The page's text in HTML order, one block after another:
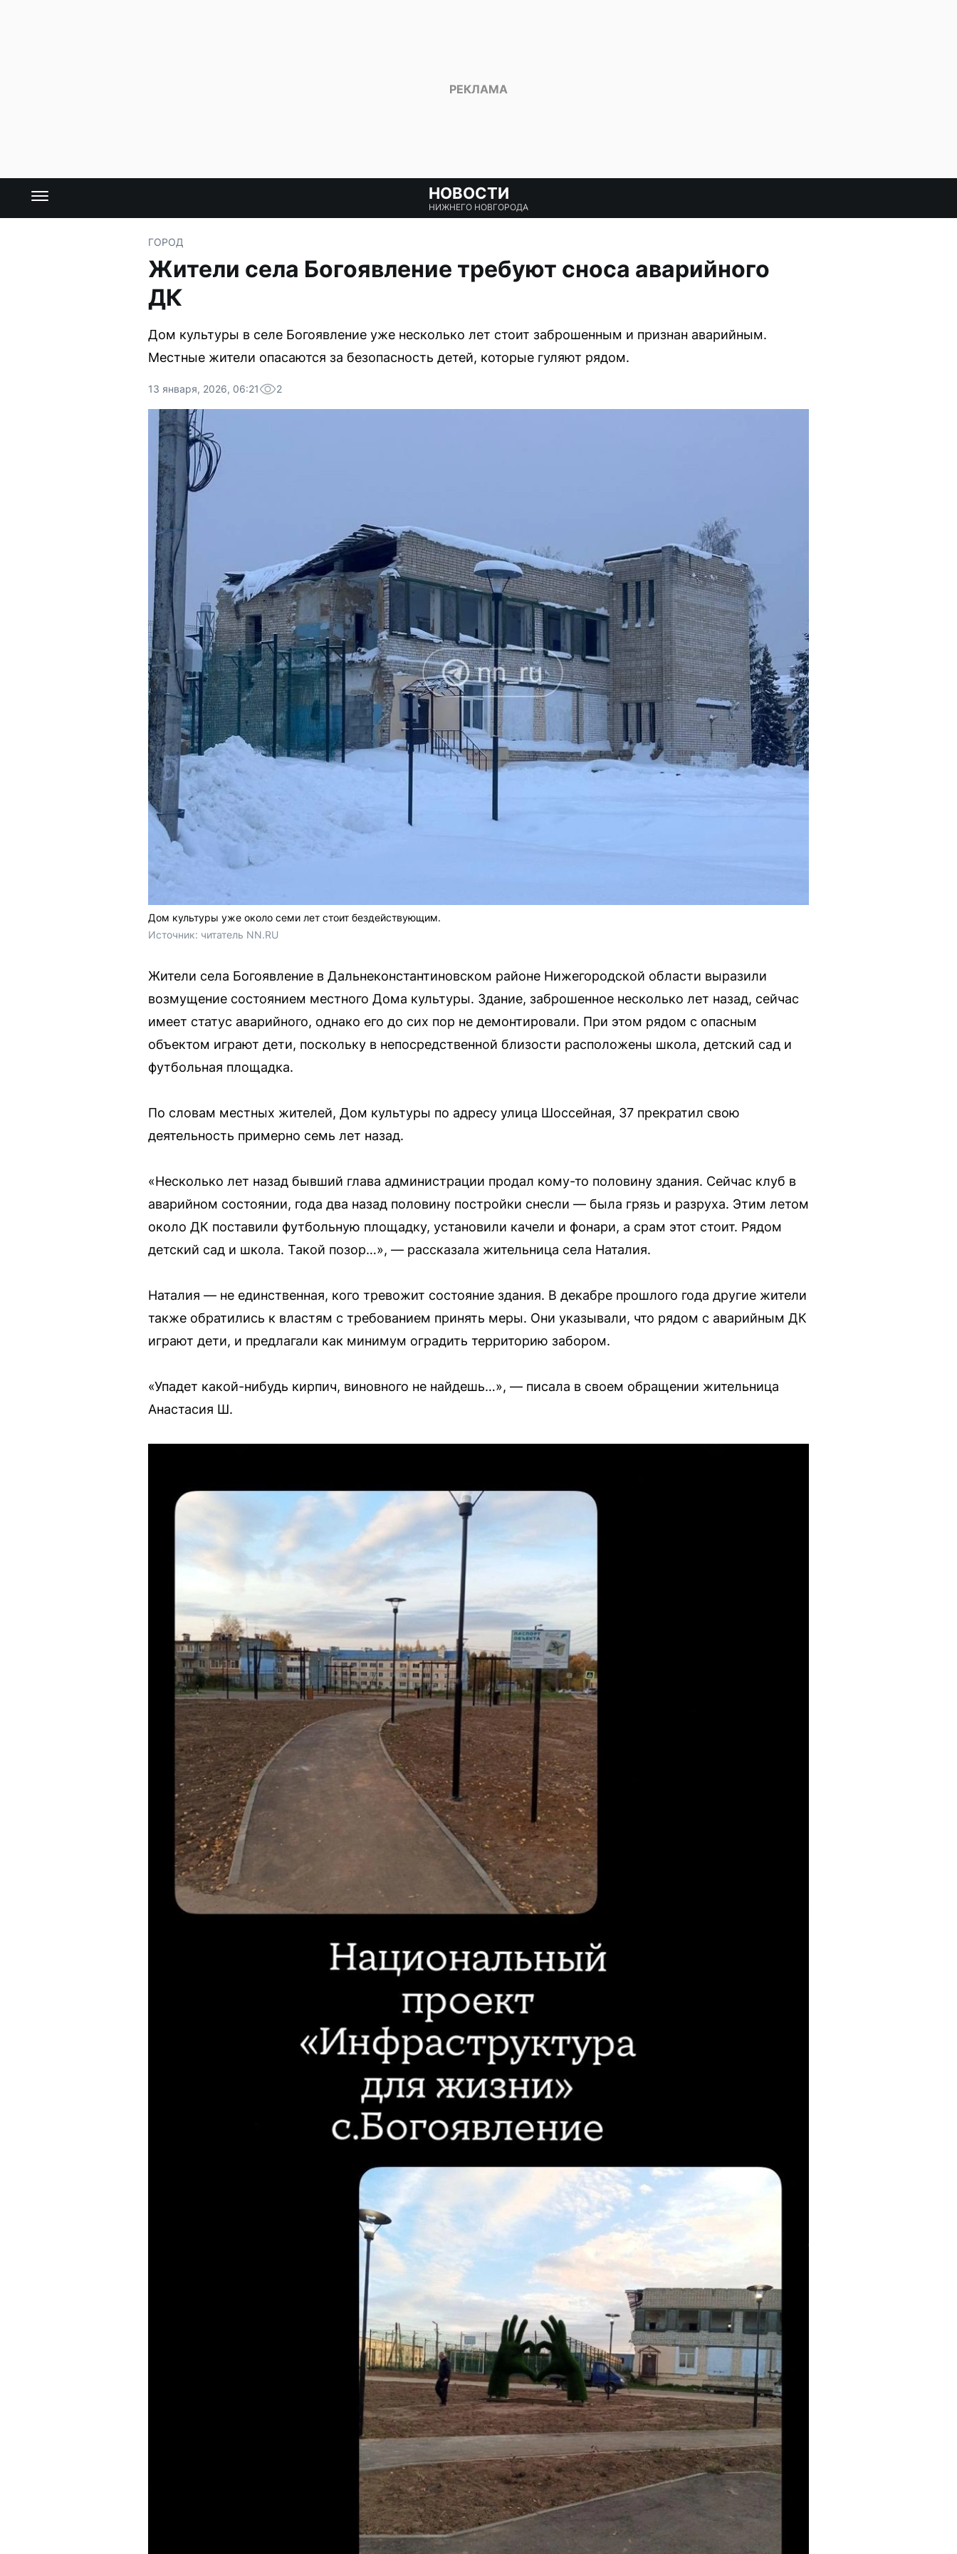
НОВОСТИ
НИЖНЕГО НОВГОРОДА
ГОРОД
Жители села Богоявление требуют сноса аварийного
ДК
Дом культуры в селе Богоявление уже несколько лет стоит заброшенным и признан аварийным.
Местные жители опасаются за безопасность детей, которые гуляют рядом.
13 января, 2026, 06:21 2
Дом культуры уже около семи лет стоит бездействующим.
Источник: читатель NN.RU
Жители села Богоявление в Дальнеконстантиновском районе Нижегородской области выразили
возмущение состоянием местного Дома культуры. Здание, заброшенное несколько лет назад, сейчас
имеет статус аварийного, однако его до сих пор не демонтировали. При этом рядом с опасным
объектом играют дети, поскольку в непосредственной близости расположены школа, детский сад и
футбольная площадка.
По словам местных жителей, Дом культуры по адресу улица Шоссейная, 37 прекратил свою
деятельность примерно семь лет назад.
«Несколько лет назад бывший глава администрации продал кому-то половину здания. Сейчас клуб в
аварийном состоянии, года два назад половину постройки снесли — была грязь и разруха. Этим летом
около ДК поставили футбольную площадку, установили качели и фонари, а срам этот стоит. Рядом
детский сад и школа. Такой позор…», — рассказала жительница села Наталия.
Наталия — не единственная, кого тревожит состояние здания. В декабре прошлого года другие жители
также обратились к властям с требованием принять меры. Они указывали, что рядом с аварийным ДК
играют дети, и предлагали как минимум оградить территорию забором.
«Упадет какой-нибудь кирпич, виновного не найдешь…», — писала в своем обращении жительница
Анастасия Ш.